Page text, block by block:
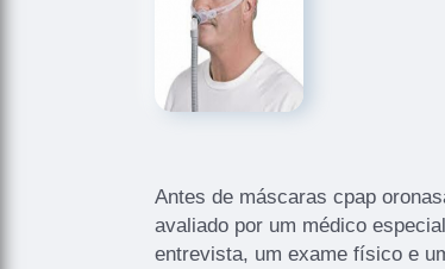
Antes de máscaras cpap
avaliado por um médico
entrevista, um exame físico e